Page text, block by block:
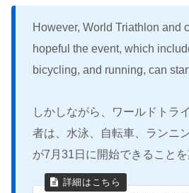
However, World Triathlon and
hopeful the event, which
bicycling, and running, can
しかしながら、ワールドトラ
者は、水泳、自転車、ランニ
が7月31日に開始できることを